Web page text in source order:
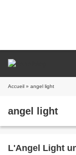
Accueil » angel light
angel light
L'Angel Light